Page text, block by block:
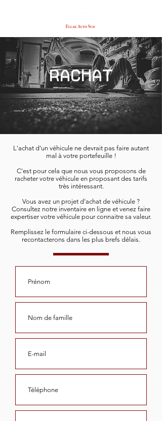
RACHAT
L'achat d'un véhicule ne devrait pas faire autant
mal à votre portefeuille !
C'est pour cela que nous vous proposons de
racheter votre véhicule en proposant des tarifs
très intéressant.
Vous avez un projet d'achat de véhicule ?
Consultez notre inventaire en ligne et venez faire
expertiser votre véhicule pour connaitre sa valeur.
Remplissez le formulaire ci-dessous et nous vous
recontacterons dans les plus brefs délais.